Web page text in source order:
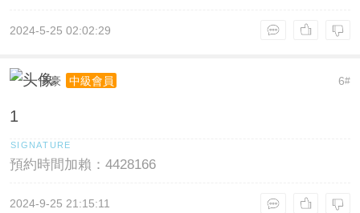
2024-5-25 02:02:29
6#
子豪 中級會員
1
預約時間加賴：4428166
2024-9-25 21:15:11